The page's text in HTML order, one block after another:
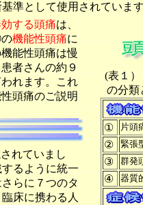
準として使用されていま
(表１
の分類
① 片頭
② 緊張
③ 群発
④ 器質
する頭痛は、
機能性頭痛に
能性頭痛は慢
者さんの約９
れます。これ
頭痛のご説明
れていまし
るように統一
らに７つのタ
床に携わる人